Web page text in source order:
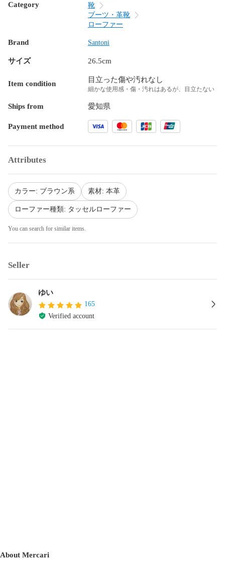
Category
靴
ブーツ・革靴
ローファー
Brand Santoni
サイズ 26.5cm
Item condition 目立った傷や汚れなし
細かな使用感・傷・汚れはあるが、目立たない
Ships from 愛知県
Payment method
Attributes
カラー: ブラウン系 素材: 本革
ローファー種類: タッセルローファー
You can search for similar items.
Seller
ゆい
165
Verified account
About Mercari